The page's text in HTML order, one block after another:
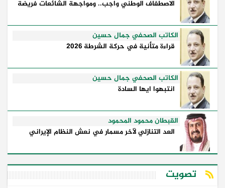
الاصطفاف الوطني واجب.. ومواجهة الشائعات فريضة
الكاتب الصحفي جمال حسين
قراءة متأنية في حركة الشرطة 2026
الكاتب الصحفي جمال حسين
انتبهوا ايها السادة
القبطان محمود المحمود
العد التنازلي لآخر مسمار في نعش النظام الإيراني
تصويت